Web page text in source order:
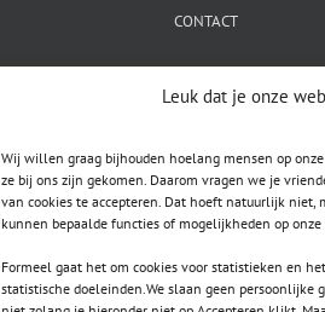
Leuk dat je onze
Wij willen graag bijhouden hoelang mensen op
ze bij ons zijn gekomen. Daarom vragen we je
van cookies te accepteren. Dat hoeft natuurlijk niet,
kunnen bepaalde functies of mogelijkheden op
Formeel gaat het om cookies voor statistieken en
statistische doeleinden.We slaan geen persoonlijke
CONTACT